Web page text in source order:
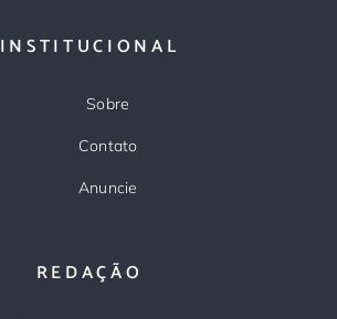
INSTITUCIONAL
Sobre
Contato
Anuncie
REDAÇÃO